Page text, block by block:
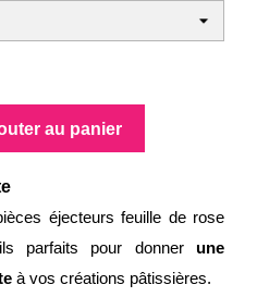
au panier
éjecteurs feuille de rose
parfaits pour donner une
à vos créations pâtissières.